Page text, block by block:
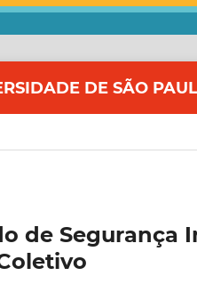
DE SÃO
de Segurança